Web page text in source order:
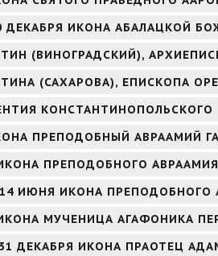
ДЕКАБРЯ ИКОНА АБАЛАЦКОЙ
(ВИНОГРАДСКИЙ),
(САХАРОВА), ЕПИСКОПА
КОНСТАНТИНОПОЛЬСКОГО
ПРЕПОДОБНЫЙ АВРААМИЙ
ПРЕПОДОБНОГО
ИЮНЯ ИКОНА ПРЕПОДОБНОГО
МУЧЕНИЦА АГАФОНИКА
ДЕКАБРЯ ИКОНА ПРАОТЕЦ